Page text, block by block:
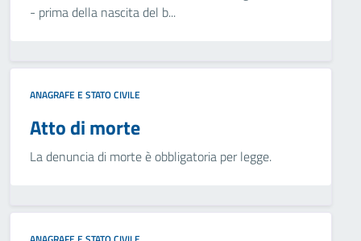
- prima della nascita del b...
ANAGRAFE E STATO CIVILE
Atto di morte
La denuncia di morte è obbligatoria per legge.